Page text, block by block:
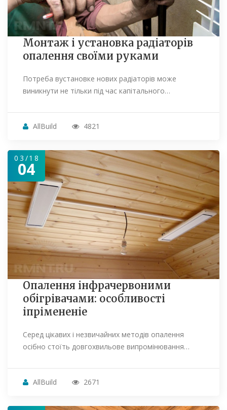
Монтаж і установка радіаторів
опалення своїми руками
Потреба вустановке нових радіаторів може
виникнути не тільки під час капітального…
AllBuild 4821
03/18
04
Опалення інфрачервоними
обігрівачами: особливості
іпрімененіе
Серед цікавих і незвичайних методів опалення
осібно стоїть довгохвильове випромінювання…
AllBuild 2671